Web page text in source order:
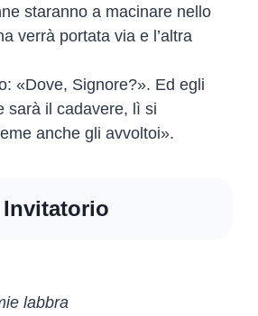
staranno a macinare nello
verrà portata via e l’altra
«Dove, Signore?». Ed egli
sarà il cadavere, lì si
anche gli avvoltoi».
Invitatorio
labbra